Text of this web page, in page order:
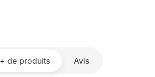
+ de produits Avis